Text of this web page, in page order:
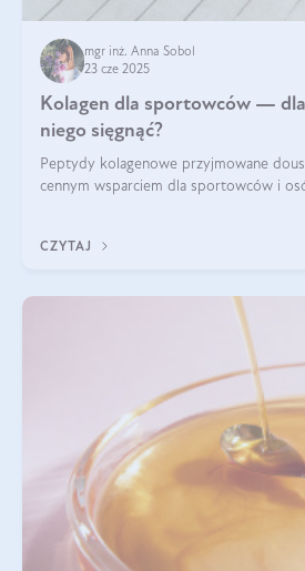
mgr inż. Anna Sobol
23 cze 2025
Kolagen dla sportowców —
niego sięgnąć?
Peptydy kolagenowe przyjmowane
cennym wsparciem dla sportowców i
CZYTAJ